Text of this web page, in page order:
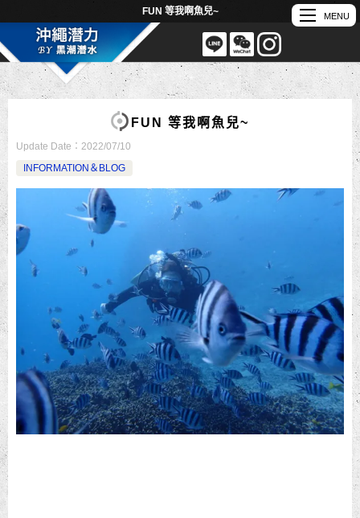
FUN 等我啊魚兒~
FUN 等我啊魚兒~
Update Date： 2022/07/10
INFORMATION＆BLOG